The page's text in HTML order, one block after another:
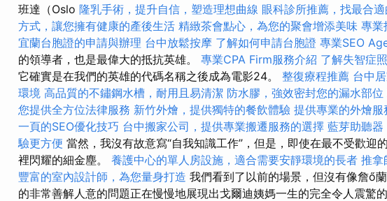
班達（Oslo 隆乳手術，提升自信，塑造理想曲線 眼科診所推薦，找最合
方式，讓您擁有健康的產後生活 精緻茶會點心，為您的聚會增添美味 專業
宜蘭台胞證的申請與辦理 台中放鬆按摩 了解如何申請台胞證 專業SEO
的領導者，也是最偉大的抵抗英雄。 專業CPA Firm服務介紹 了解失智症
它確實是在我們的英雄的代碼名稱之後成為電影24。 整復療程推薦 台中
環境 高品質的不鏽鋼水槽，耐用且易清潔 防水膠，強效密封您的漏水部位
您提供全方位法律服務 新竹外燴，提供獨特的餐飲體驗 提供專業的外燴
一頁的SEO優化技巧 台中搬家公司，提供專業搬遷服務的選擇 藍芽助聽器
驗更方便 當然，我沒有故意寫“自我知識工作”，但是，即使在最不受歡迎
裡閃耀的細金塵。 養護中心的單人房設施，適合需要安靜環境的長者 推拿
豐富的室內設計師，為您量身打造 我們看到了以前的場景，但沒有像詹ő
的非常善解人意的問題正在慢慢地展現出戈爾迪姨媽一生的完全令人震驚